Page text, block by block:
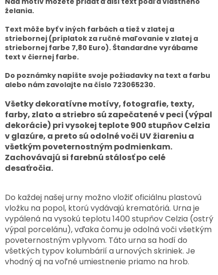
želania.
Text môže byť v iných farbách a tiež v zlatej a
striebornej (príplatok za ručné maľovanie v zlatej a
striebornej farbe 7,80 Euro). Štandardne vyrábame
text v čiernej farbe.
Do poznámky napíšte svoje požiadavky na text a farbu
alebo nám zavolajte na číslo 723065230.
Všetky dekoratívne motívy, fotografie, texty,
farby, zlato a striebro sú zapečatené v peci (výpal
dekorácie) pri vysokej teplote 900 stupňov Celzia
v glazúre, a preto sú odolné voči UV žiareniu a
všetkým poveternostným podmienkam.
Zachovávajú si farebnú stálosť po celé
desaťročia.
Do každej našej urny možno vložiť oficiálnu plastovú
vložku na popol, ktorú vydávajú krematóriá. Urna je
vypálená na vysokú teplotu 1400 stupňov Celzia (ostrý
výpal porcelánu), vďaka čomu je odolná voči všetkým
poveternostným vplyvom. Táto urna sa hodí do
všetkých typov kolumbárií a urnových skriniek. Je
vhodný aj na voľné umiestnenie priamo na hrob.